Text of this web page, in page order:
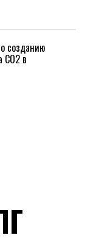
созданию
CO2 в